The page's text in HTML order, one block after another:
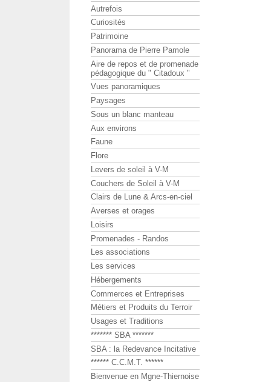
Autrefois
Curiosités
Patrimoine
Panorama de Pierre Pamole
Aire de repos et de promenade
pédagogique du " Citadoux "
Vues panoramiques
Paysages
Sous un blanc manteau
Aux environs
Faune
Flore
Levers de soleil à V-M
Couchers de Soleil à V-M
Clairs de Lune & Arcs-en-ciel
Averses et orages
Loisirs
Promenades - Randos
Les associations
Les services
Hébergements
Commerces et Entreprises
Métiers et Produits du Terroir
Usages et Traditions
******* SBA *******
SBA : la Redevance Incitative
****** C.C.M.T. ******
Bienvenue en Mgne-Thiernoise